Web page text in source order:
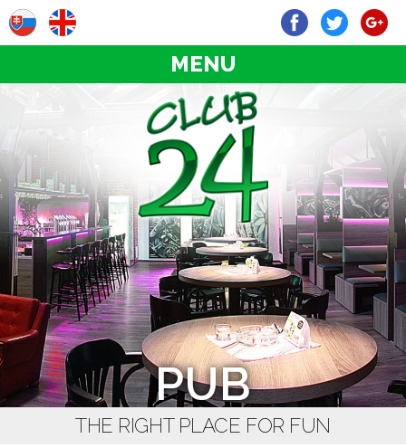
MENU
PUB
THE RIGHT PLACE FOR FUN